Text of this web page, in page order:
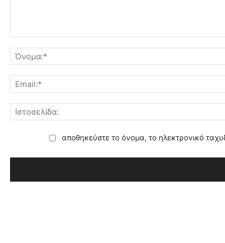
αποθηκεύστε το όνομα, το ηλεκτρονικό